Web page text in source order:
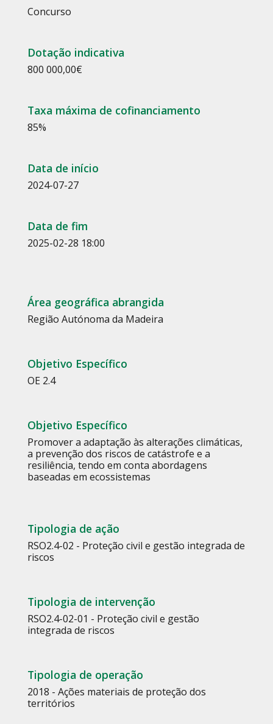
Concurso
Dotação indicativa
800 000,00€
Taxa máxima de cofinanciamento
85%
Data de início
2024-07-27
Data de fim
2025-02-28 18:00
Área geográfica abrangida
Região Autónoma da Madeira
Objetivo Específico
OE 2.4
Objetivo Específico
Promover a adaptação às alterações climáticas,
a prevenção dos riscos de catástrofe e a
resiliência, tendo em conta abordagens
baseadas em ecossistemas
Tipologia de ação
RSO2.4-02 - Proteção civil e gestão integrada de
riscos
Tipologia de intervenção
RSO2.4-02-01 - Proteção civil e gestão
integrada de riscos
Tipologia de operação
2018 - Ações materiais de proteção dos
territórios